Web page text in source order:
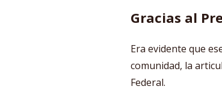
Gracias al
Era evidente que
comunidad, la
Federal.